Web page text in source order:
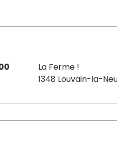
La Ferme !
1348 Louvain-la-